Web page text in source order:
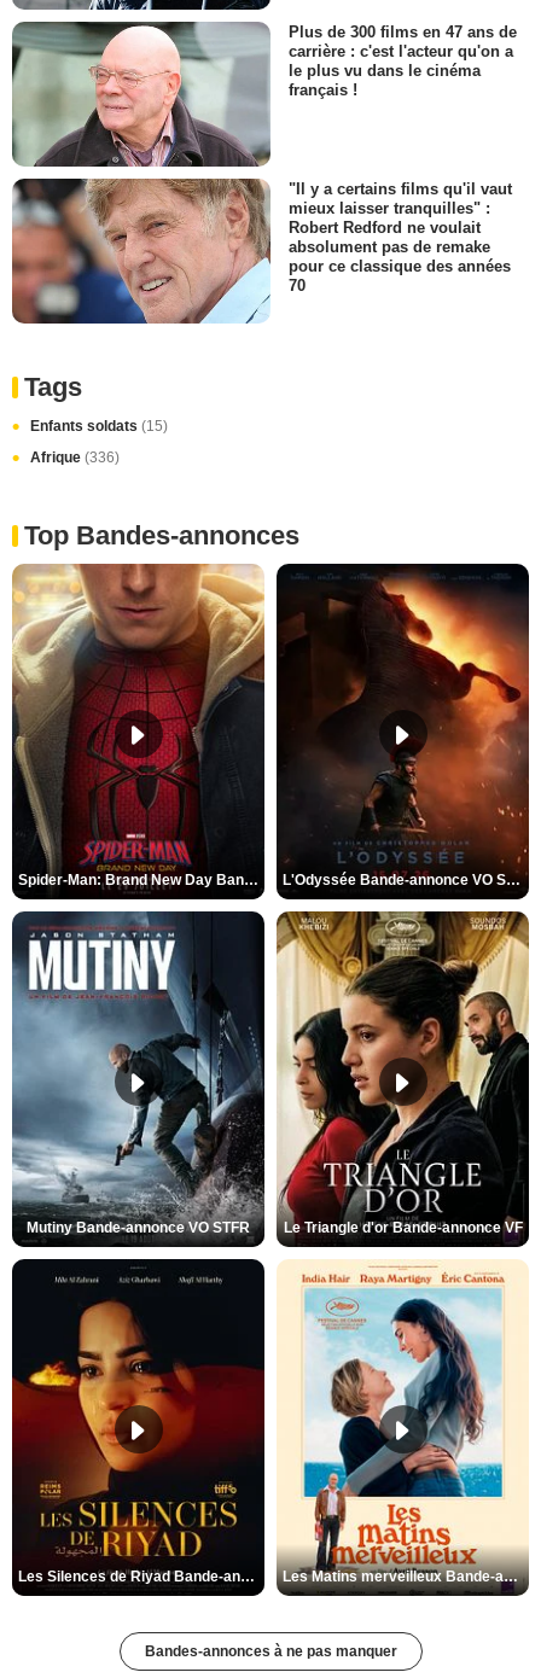
Plus de 300 films en 47 ans de
carrière : c'est l'acteur qu'on a
le plus vu dans le cinéma
français !
"Il y a certains films qu'il vaut
mieux laisser tranquilles" :
Robert Redford ne voulait
absolument pas de remake
pour ce classique des années
70
Tags
Enfants soldats (15)
Afrique (336)
Top Bandes-annonces
Spider-Man: Brand New Day Bande-annonce VO STFR L'Odyssée Bande-annonce VO STFR
Mutiny Bande-annonce VO STFR Le Triangle d'or Bande-annonce VF
Les Silences de Riyad Bande-annonce VO STFR Les Matins merveilleux Bande-annonce VF
Bandes-annonces à ne pas manquer